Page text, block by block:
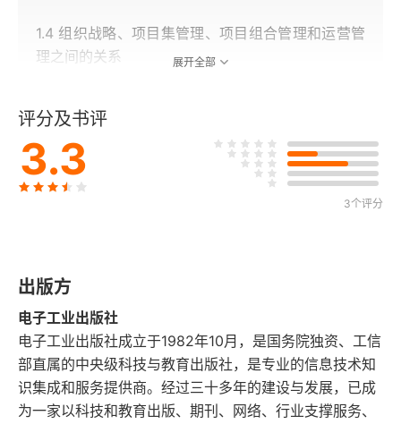
1.4 组织战略、项目集管理、项目组合管理和运营管
理之间的关系
1.6 项目集经理的角色
1.6.1 项目集经理胜任力
1.9 项目集与项目的区别
1.9.1 不确定性
1.9.2 管理变更
展开全部
评分及书评
3.3
3个评分
出版方
电子工业出版社
电子工业出版社成立于1982年10月，是国务院独资、工信
部直属的中央级科技与教育出版社，是专业的信息技术知
识集成和服务提供商。经过三十多年的建设与发展，已成
为一家以科技和教育出版、期刊、网络、行业支撑服务、